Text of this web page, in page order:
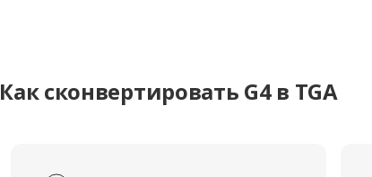
Как сконвертировать G4 в TGA